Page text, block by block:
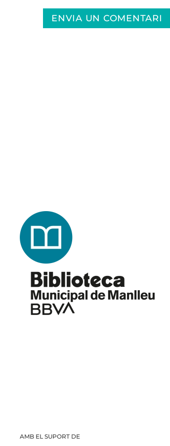
ENVIA UN COMENTARI
AMB EL SUPORT DE